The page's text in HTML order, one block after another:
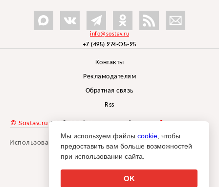
info@sostav.ru
+7 (495) 274-05-25
Контакты
Рекламодателям
Обратная связь
Rss
© Sostav.ru 1998-2026 Независимый проектбрендингового
агентства Depot
Использование материалов Sostav.ru допустимо только при
указании источника.
Мы используем файлы cookie , чтобы
предоставить вам больше возможностей
при использовании сайта.
OK